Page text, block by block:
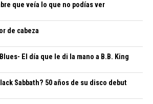
que veía lo que no podías ver
de cabeza
El día que le di la mano a B.B. King
Sabbath? 50 años de su disco debut